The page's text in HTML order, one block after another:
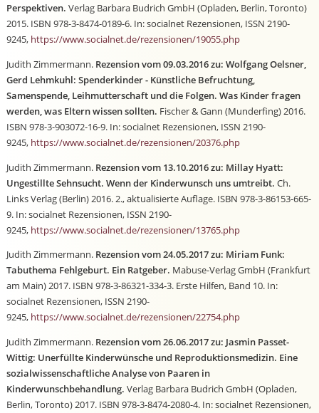
Perspektiven. Verlag Barbara Budrich GmbH (Opladen, Berlin, Toronto)
2015. ISBN 978-3-8474-0189-6. In: socialnet Rezensionen, ISSN 2190-
9245, https://www.socialnet.de/rezensionen/19055.php
Judith Zimmermann. Rezension vom 09.03.2016 zu: Wolfgang Oelsner,
Gerd Lehmkuhl: Spenderkinder - Künstliche Befruchtung,
Samenspende, Leihmutterschaft und die Folgen. Was Kinder fragen
werden, was Eltern wissen sollten. Fischer & Gann (Munderfing) 2016.
ISBN 978-3-903072-16-9. In: socialnet Rezensionen, ISSN 2190-
9245, https://www.socialnet.de/rezensionen/20376.php
Judith Zimmermann. Rezension vom 13.10.2016 zu: Millay Hyatt:
Ungestillte Sehnsucht. Wenn der Kinderwunsch uns umtreibt. Ch.
Links Verlag (Berlin) 2016. 2., aktualisierte Auflage. ISBN 978-3-86153-665-
9. In: socialnet Rezensionen, ISSN 2190-
9245, https://www.socialnet.de/rezensionen/13765.php
Judith Zimmermann. Rezension vom 24.05.2017 zu: Miriam Funk:
Tabuthema Fehlgeburt. Ein Ratgeber. Mabuse-Verlag GmbH (Frankfurt
am Main) 2017. ISBN 978-3-86321-334-3. Erste Hilfen, Band 10. In:
socialnet Rezensionen, ISSN 2190-
9245, https://www.socialnet.de/rezensionen/22754.php
Judith Zimmermann. Rezension vom 26.06.2017 zu: Jasmin Passet-
Wittig: Unerfüllte Kinderwünsche und Reproduktionsmedizin. Eine
sozialwissenschaftliche Analyse von Paaren in
Kinderwunschbehandlung. Verlag Barbara Budrich GmbH (Opladen,
Berlin, Toronto) 2017. ISBN 978-3-8474-2080-4. In: socialnet Rezensionen,